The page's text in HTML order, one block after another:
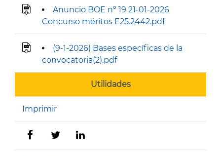
Anuncio BOE nº 19 21-01-2026
Concurso méritos E25.2442.pdf
(9-1-2026) Bases específicas de la
convocatoria(2).pdf
Utilidades
Imprimir